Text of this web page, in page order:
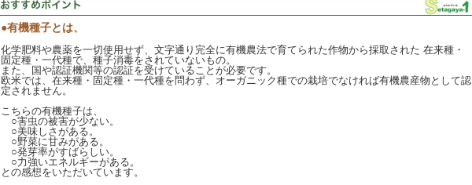
●有機種子とは、
化学肥料や農薬を一切使用せず、文字通り完全に有機農法で育てられた作物から採取された 在来種・
固定種・一代種で、種子消毒をされていないもの。
また、国や認証機関等の認証を受けていることが必要です。
欧米では、在来種・固定種・一代種を問わず、オーガニック種での栽培でなければ有機農産物として認
定されません。
こちらの有機種子は、
○害虫の被害が少ない。
○美味しさがある。
○野菜に甘みがある。
○発芽率がすばらしい。
○力強いエネルギーがある。
との感想をいただいています。